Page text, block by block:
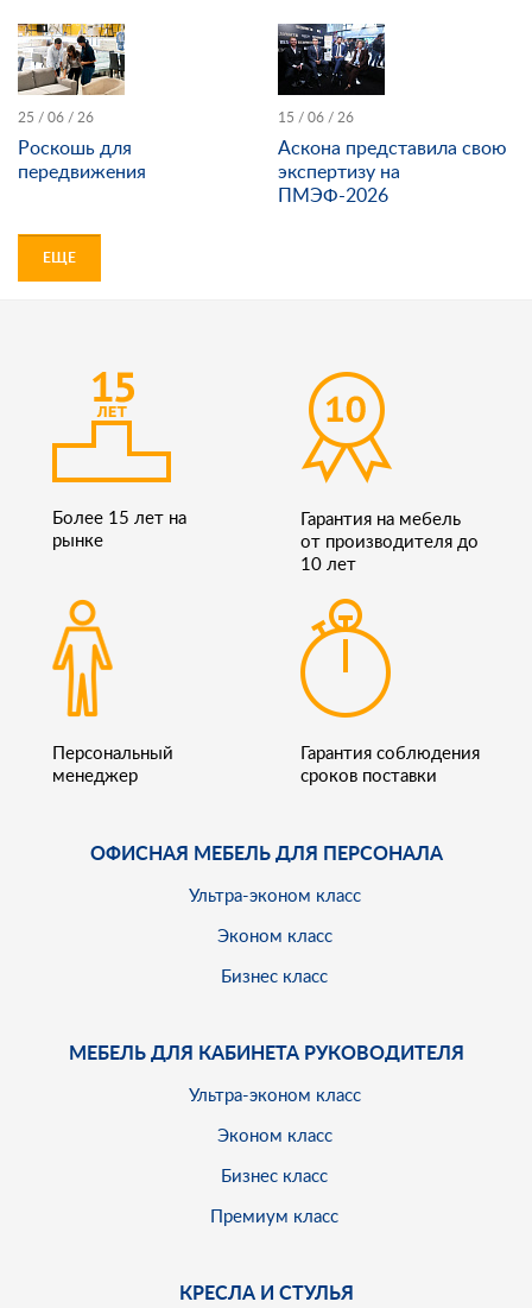
25 / 06 / 26
Роскошь для
передвижения
15 / 06 / 26
Аскона представила свою
экспертизу на
ПМЭФ-2026
ЕЩЕ
Более 15 лет на
рынке
Гарантия на мебель
от производителя до
10 лет
Персональный
менеджер
Гарантия соблюдения
сроков поставки
ОФИСНАЯ МЕБЕЛЬ ДЛЯ ПЕРСОНАЛА
Ультра-эконом класс
Эконом класс
Бизнес класс
МЕБЕЛЬ ДЛЯ КАБИНЕТА РУКОВОДИТЕЛЯ
Ультра-эконом класс
Эконом класс
Бизнес класс
Премиум класс
КРЕСЛА И СТУЛЬЯ